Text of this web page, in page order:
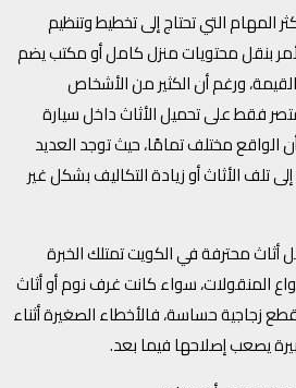
المهام التي تحتاج إلى تخطيط وتنظيم
بنقل محتويات منزل كامل أو مكتب يضم
ورغم أن الكثير من الأشخاص
فقط على تحميل الأثاث داخل سيارة
أن الواقع مختلف تمامًا، حيث توجد العديد
تلف الأثاث أو زيادة التكاليف بشكل غير
أثاث محترفة في الكويت تمتلك الخبرة
المنقولات، سواء كانت غرف نوم أو أثاث
زجاجية حساسة، فالأخطاء الصغيرة أثناء
يصعب إصلاحها فيما بعد.